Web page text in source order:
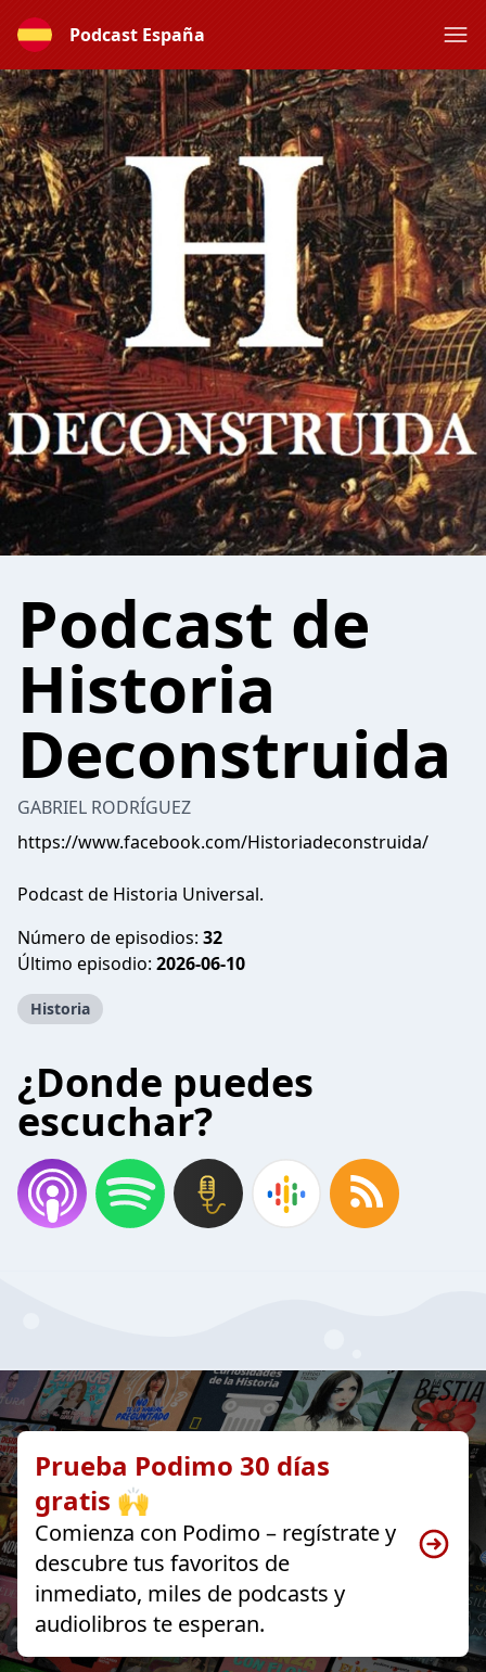
Podcast España
Podcast de
Historia
Deconstruida
GABRIEL RODRÍGUEZ
https://www.facebook.com/Historiadeconstruida/
Podcast de Historia Universal.
Número de episodios: 32
Último episodio: 2026-06-10
Historia
¿Donde puedes
escuchar?
Prueba Podimo 30 días
gratis 🙌
Comienza con Podimo – regístrate y
descubre tus favoritos de
inmediato, miles de podcasts y
audiolibros te esperan.